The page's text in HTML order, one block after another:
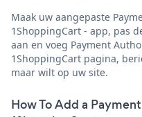
Maak uw aangepaste
1ShoppingCart - app, pas
aan en voeg Payment
1ShoppingCart pagina,
maar wilt op uw site.
How To Add a